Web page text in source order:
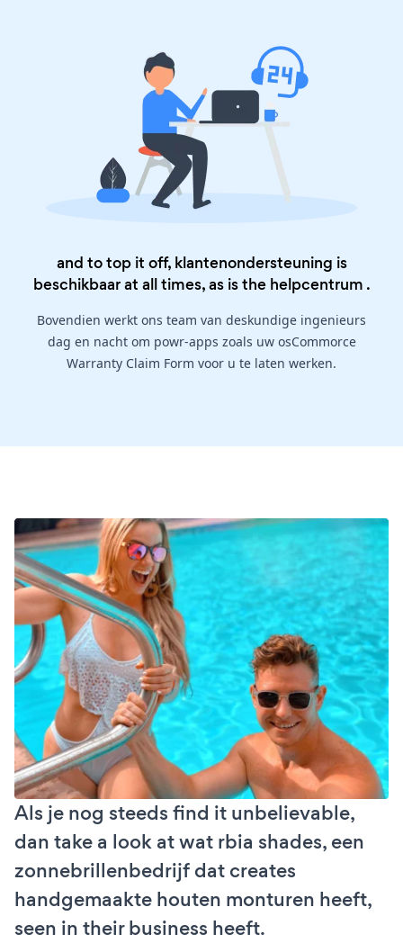
and to top it off, klantenondersteuning is
beschikbaar at all times, as is the helpcentrum .
Bovendien werkt ons team van deskundige ingenieurs
dag en nacht om powr-apps zoals uw osCommorce
Warranty Claim Form voor u te laten werken.
Als je nog steeds find it unbelievable,
dan take a look at wat rbia shades, een
zonnebrillenbedrijf dat creates
handgemaakte houten monturen heeft,
seen in their business heeft.